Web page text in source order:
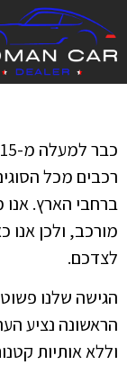
רכבים מכל
ברחבי הארץ. אנו
מורכב, ולכן אנו
לצדכם.
הגישה שלנו
הראשונה נציע
וללא אותיות